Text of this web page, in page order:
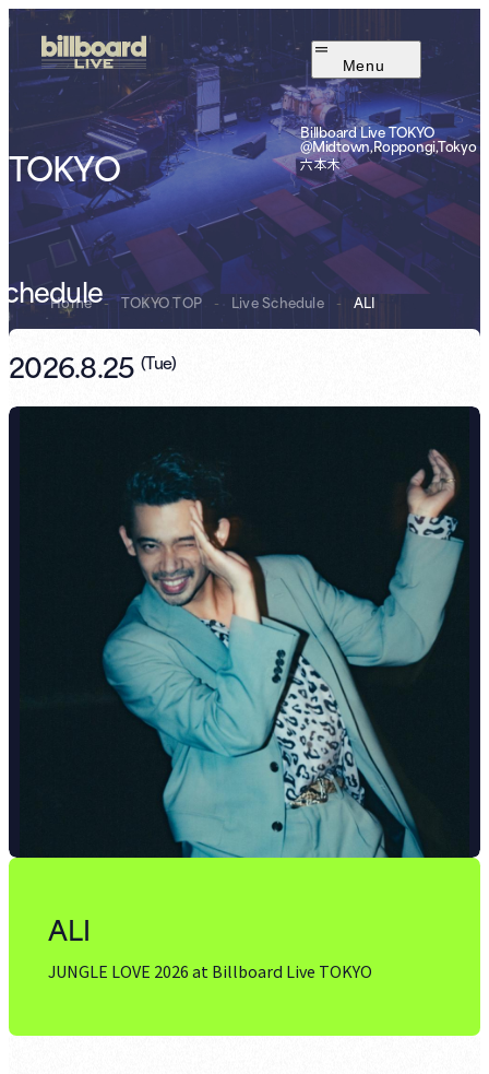
Menu
TOKYO
Billboard Live TOKYO
@Midtown,Roppongi,Tokyo
六本木
Home - TOKYO TOP - Live Schedule - ALI
2026.8.25 (Tue)
ALI
JUNGLE LOVE 2026 at Billboard Live TOKYO